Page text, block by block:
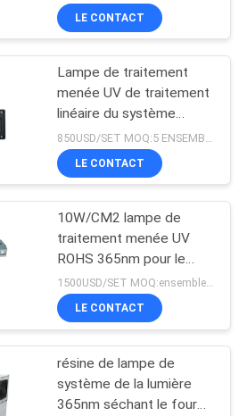
refroidissement par l'eau
LED pour la machine
LE CONTACT
Lampe de traitement
menée UV de traitement
linéaire du système
365nm 395nm 405nm de
Shenzhen 1200w
LE CONTACT
10W/CM2 lampe de
traitement menée UV
ROHS 365nm pour le
revêtement de résine
1500USD/SET MOQ:ensembles 1
LE CONTACT
résine de lampe de
système de la lumière
365nm séchant le four